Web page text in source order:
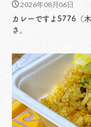
2026年08月06日
カレーですよ5776（
さ。